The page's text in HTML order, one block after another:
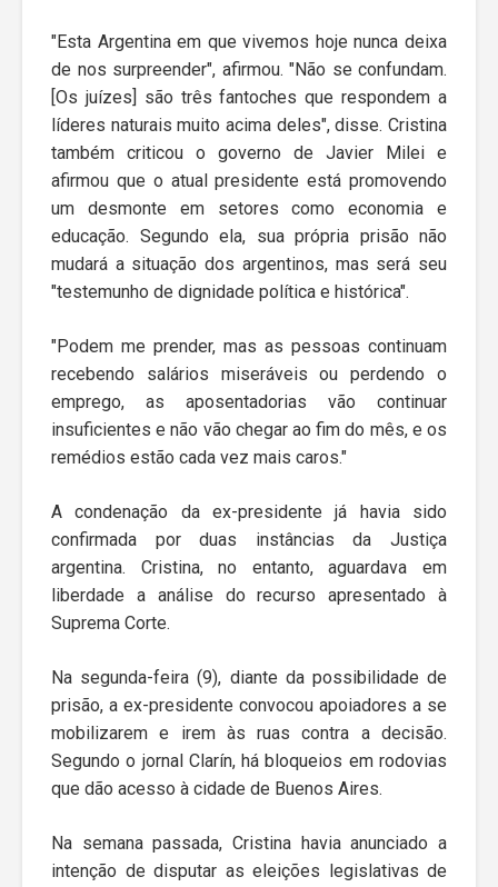
"Esta Argentina em que vivemos hoje nunca deixa
de nos surpreender", afirmou. "Não se confundam.
[Os juízes] são três fantoches que respondem a
líderes naturais muito acima deles", disse. Cristina
também criticou o governo de Javier Milei e
afirmou que o atual presidente está promovendo
um desmonte em setores como economia e
educação. Segundo ela, sua própria prisão não
mudará a situação dos argentinos, mas será seu
"testemunho de dignidade política e histórica".
"Podem me prender, mas as pessoas continuam
recebendo salários miseráveis ou perdendo o
emprego, as aposentadorias vão continuar
insuficientes e não vão chegar ao fim do mês, e os
remédios estão cada vez mais caros."
A condenação da ex-presidente já havia sido
confirmada por duas instâncias da Justiça
argentina. Cristina, no entanto, aguardava em
liberdade a análise do recurso apresentado à
Suprema Corte.
Na segunda-feira (9), diante da possibilidade de
prisão, a ex-presidente convocou apoiadores a se
mobilizarem e irem às ruas contra a decisão.
Segundo o jornal Clarín, há bloqueios em rodovias
que dão acesso à cidade de Buenos Aires.
Na semana passada, Cristina havia anunciado a
intenção de disputar as eleições legislativas de